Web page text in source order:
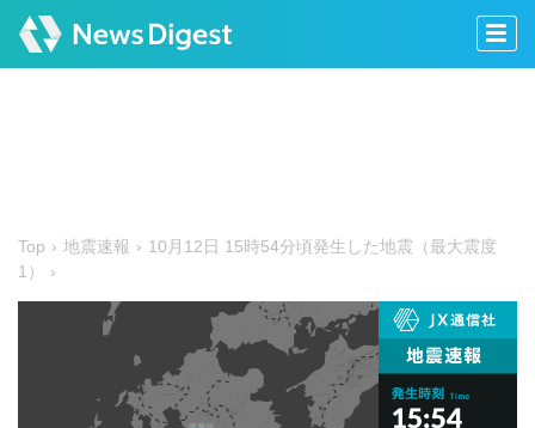
Top 地震速報
10月12日 15時54分頃発生した地震（最大震度
1）